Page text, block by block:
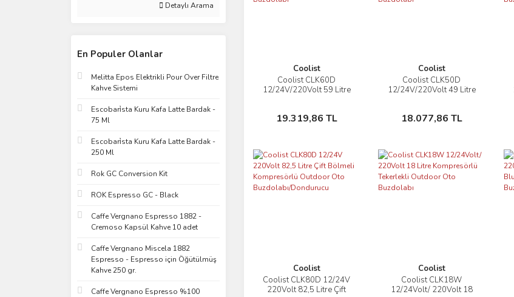
Detaylı Arama
En Populer Olanlar
Melitta Epos Elektrikli Pour Over Filtre
Kahve Sistemi
Escobari̇sta Kuru Kafa Latte Bardak -
75 Ml
Escobari̇sta Kuru Kafa Latte Bardak -
250 Ml
Rok GC Conversion Kit
ROK Espresso GC - Black
Caffe Vergnano Espresso 1882 -
Cremoso Kapsül Kahve 10 adet
Caffe Vergnano Miscela 1882
Espresso - Espresso için Öğütülmüş
Kahve 250 gr.
Caffe Vergnano Espresso %100
Coolist
Coolist CLK60D
12/24V/220Volt 59 Litre
Bağlantılı Oto Buzdolabı
19.319,86 TL
İncele
Sepete Ekle
Coolist
Coolist CLK50D
12/24V/220Volt 49 Litre
Bağlantılı Oto Buzdolabı
18.077,86 TL
İncele
Sepete Ekle
Coolist
Coolist CLK80D 12/24V
220Volt 82,5 Litre Çift
İncele
Coolist
Coolist CLK18W
12/24Volt/ 220Volt 18
İncele